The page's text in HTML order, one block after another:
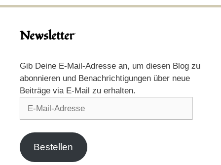
Newsletter
Gib Deine E-Mail-Adresse an, um diesen Blog zu
abonnieren und Benachrichtigungen über neue
Beiträge via E-Mail zu erhalten.
Bestellen